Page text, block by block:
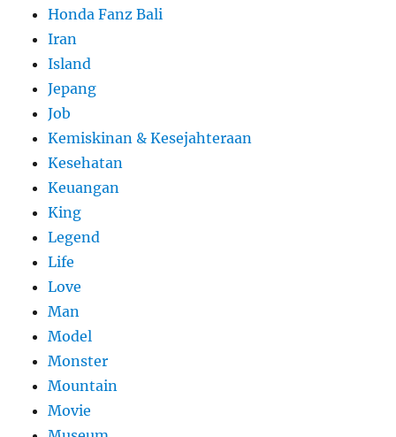
Honda Fanz Bali
Iran
Island
Jepang
Job
Kemiskinan & Kesejahteraan
Kesehatan
Keuangan
King
Legend
Life
Love
Man
Model
Monster
Mountain
Movie